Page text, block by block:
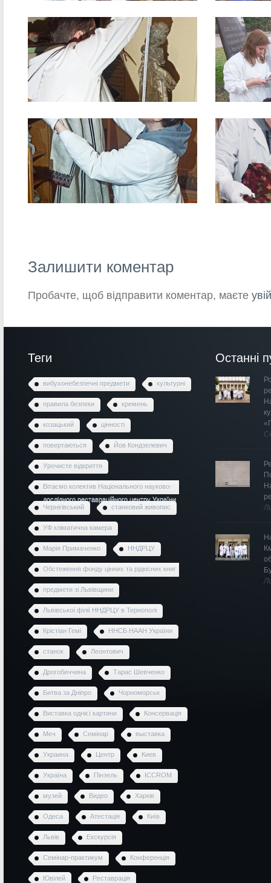
Залишити коментар
Пробачте, щоб відправити коментар, маєте
Теги
вибухонебезпечні предмети культурні
правила безпеки кремень
козацький цінності
повертаються Йов Кондзелевич
Урочисте відкриття
Вітаємо колектив Національного науково-
дослідного реставраційного центру України
Чернігівський
станковий живопис
УФ кліматична камера
Марія Примаченко ННДРЦУ
Обстеження фонду цінних та рідкісних книг
предмети зі Львівщини
Львівської філії ННДРЦУ в Тернополі
Крістіан Гемі ННСБ НААН України
станок Леонтович
Дрогобиччина Тарас Шевченко
Битва за Дніпро Чорноморськ
Виставка однієї картини Консервація
Меч Семінар выставка
Украина Центр Киев
Україна Пінзель ICCROM
музей Видео Харків
Одеса Атестація Київ
Львів Екскурсія
Семінар-практикум Конференція
Ювілей Реставрація
Останні